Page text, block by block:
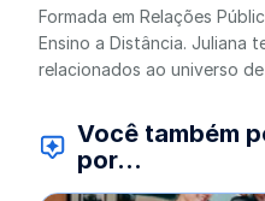
Formada em Relações
Ensino a Distância. Juliana
relacionados ao universo de
Você também
por...